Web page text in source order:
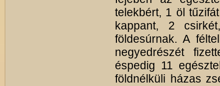
telekbért, 1 öl
kappant, 2
földesúrnak. A
negyedrészét
éspedig 11
földnélküli házas